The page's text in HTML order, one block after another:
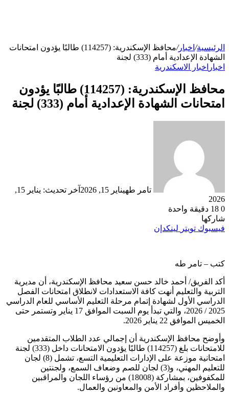
الرئيسية/ اخبار/
محافظ الإسكندرية: (114257) طالبًا يؤدون امتحانات
الشهادة الإعدادية أمام (333) لجنة
اخبار اخبار الاسكندرية
محافظ الإسكندرية: (114257) طالبًا يؤدون
امتحانات الشهادة الإعدادية أمام (333) لجنة
تامر طهيناير 15, 2026
آخر تحديث: يناير 15,
2026
0
دقيقة واحدة
شاركها
فيسبوك تويتر لينكدإن
كتب – تامر طه
أكد الفريق/ أحمد خالد حسن سعيد محافظ الإسكندرية، أن مديرية
التربية والتعليم أنهت كافة الاستعدادات لانطلاق امتحانات الفصل
الدراسي الأول لشهادة إتمام مرحلة التعليم الأساسي للعام الدراسي
2025 / 2026، والتي تبدأ يوم السبت الموافق 17 يناير وتستمر حتى
الخميس الموافق 22 يناير 2026.
وأوضح محافظ الإسكندرية أن إجمالي عدد الطلاب المتقدمين
للامتحانات بلغ (114257) طالبًا يؤدون الامتحانات داخل (333) لجنة
امتحانية موزعة على الإدارات التعليمية التسع، تشمل (8) لجان
للتعليم المهني، و(3) لجان للصم وضعاف السمع، ولجنتين
للمكفوفين، بمشاركة (18008) من رؤساء اللجان والمراقبين
والملاحظين وأفراد الأمن والمعاونين والعمال.